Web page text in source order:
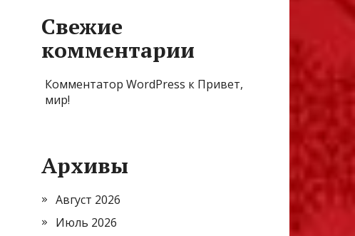
Свежие
комментарии
Комментатор WordPress к Привет,
мир!
Архивы
Август 2026
Июль 2026